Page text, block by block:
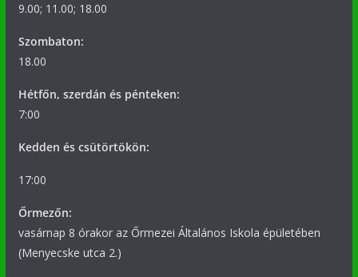
9.00; 11.00; 18.00
Szombaton:
18.00
Hétfőn, szerdán és pénteken:
7:00
Kedden és csütörtökön:
17:00
Őrmezőn:
vasárnap 8 órakor az Őrmezei Általános Iskola épületében
(Menyecske utca 2.)